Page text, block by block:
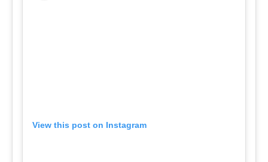
View this post on Instagram